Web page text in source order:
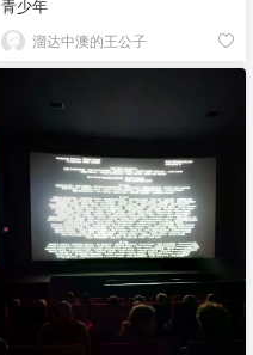
青少年
溜达中澳的王公子